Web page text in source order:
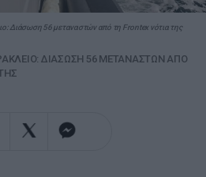
Διάσωση 56 μεταναστών από τη Frontex νότια της
ΔΙΑΣΩΣΗ 56 ΜΕΤΑΝΑΣΤΩΝ ΑΠΟ